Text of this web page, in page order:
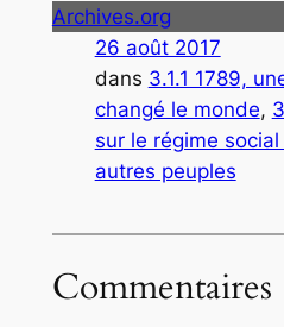
Archives.org
26 août 2017
dans 3.1.1 1789,
changé le monde,
sur le régime
autres peuples
Commentaires